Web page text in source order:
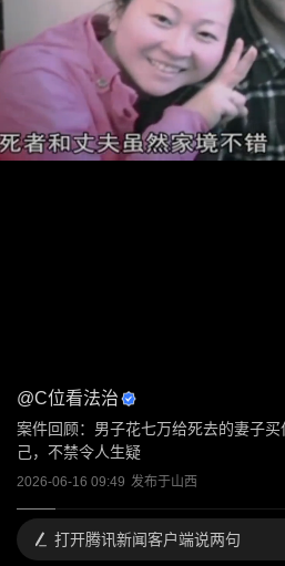
@C位看法治
案件回顾：男子花七万给死去的妻子
己，不禁令人生疑
2026-06-16 09:49 发布于山西
打开腾讯新闻客户端说两句